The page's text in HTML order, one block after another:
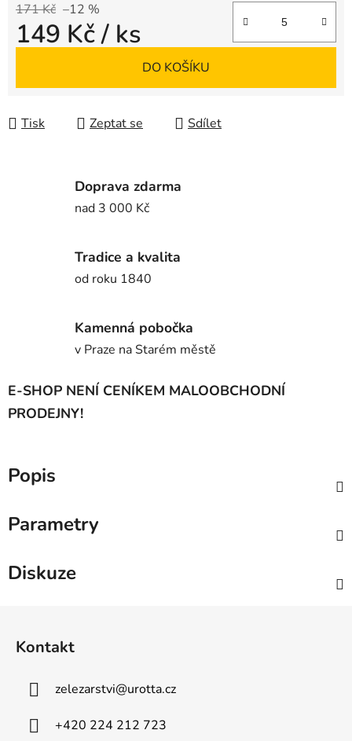
171 Kč –12 %
149 Kč/ ks
DO KOŠÍKU
Tisk Zeptat se Sdílet
Doprava zdarma
nad 3 000 Kč
Tradice a kvalita
od roku 1840
Kamenná pobočka
v Praze na Starém městě
E-SHOP NENÍ CENÍKEM MALOOBCHODNÍ
PRODEJNY!
Popis
Parametry
Diskuze
Kontakt
zelezarstvi@urotta.cz
+420 224 212 723